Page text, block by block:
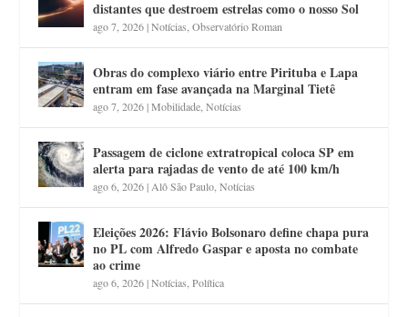
distantes que destroem estrelas como o nosso Sol
ago 7, 2026|Notícias ,Observatório Roman
Obras do complexo viário entre Pirituba e Lapa
entram em fase avançada na Marginal Tietê
ago 7, 2026|Mobilidade ,Notícias
Passagem de ciclone extratropical coloca SP em
alerta para rajadas de vento de até 100 km/h
ago 6, 2026| Alô São Paulo ,Notícias
Eleições 2026: Flávio Bolsonaro define chapa pura
no PL com Alfredo Gaspar e aposta no combate
ao crime
ago 6, 2026|Notícias ,Política